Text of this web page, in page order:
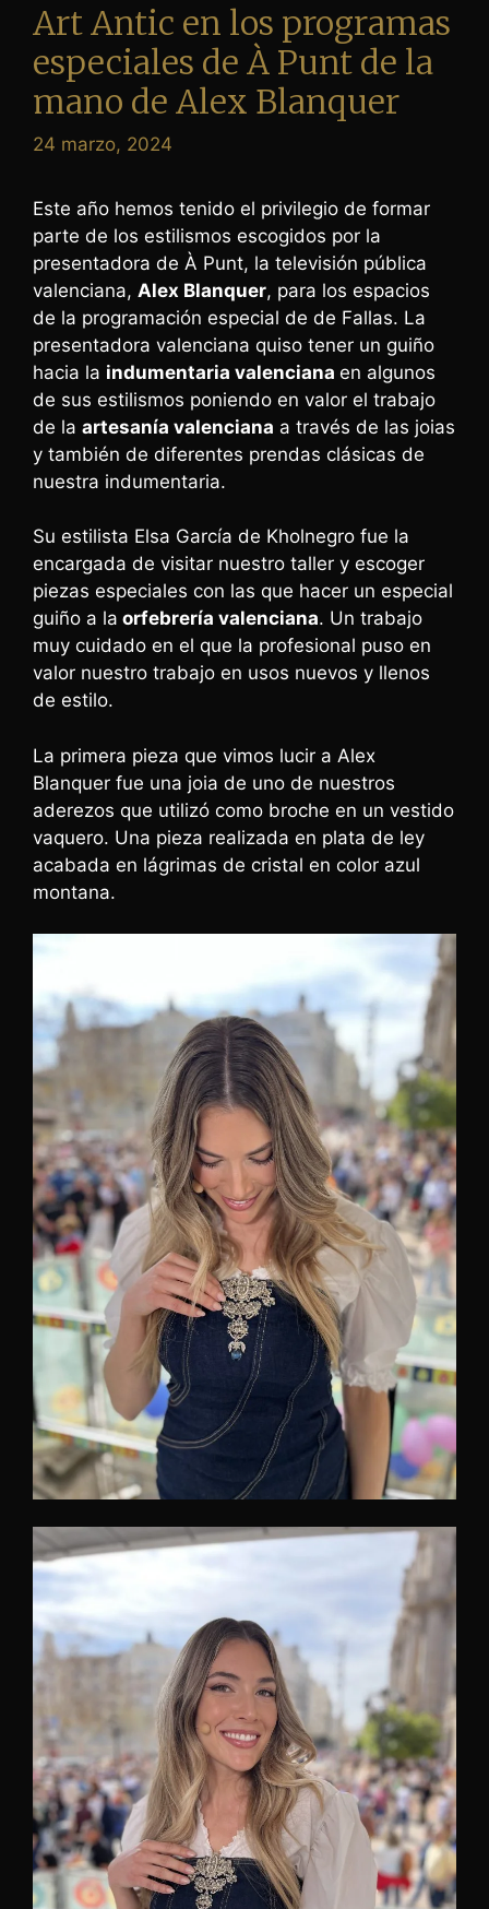
Art Antic en los programas
especiales de À Punt de la
mano de Alex Blanquer
24 marzo, 2024
Este año hemos tenido el privilegio de formar
parte de los estilismos escogidos por la
presentadora de À Punt, la televisión pública
valenciana, Alex Blanquer, para los espacios
de la programación especial de de Fallas. La
presentadora valenciana quiso tener un guiño
hacia la indumentaria valenciana en algunos
de sus estilismos poniendo en valor el trabajo
de la artesanía valenciana a través de las joias
y también de diferentes prendas clásicas de
nuestra indumentaria.
Su estilista Elsa García de Kholnegro fue la
encargada de visitar nuestro taller y escoger
piezas especiales con las que hacer un especial
guiño a la orfebrería valenciana. Un trabajo
muy cuidado en el que la profesional puso en
valor nuestro trabajo en usos nuevos y llenos
de estilo.
La primera pieza que vimos lucir a Alex
Blanquer fue una joia de uno de nuestros
aderezos que utilizó como broche en un vestido
vaquero. Una pieza realizada en plata de ley
acabada en lágrimas de cristal en color azul
montana.